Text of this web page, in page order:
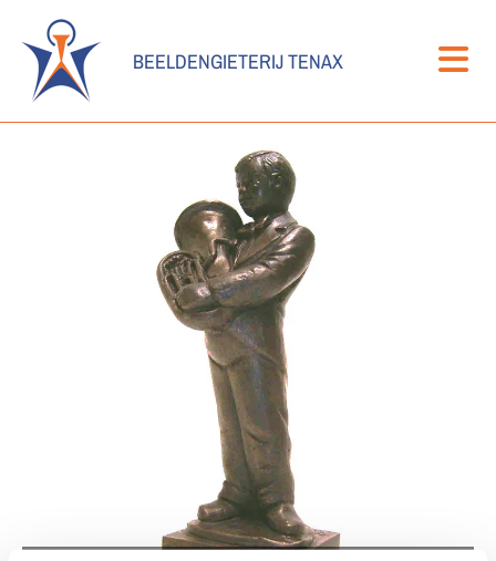
BEELDENGIETERIJ TENAX